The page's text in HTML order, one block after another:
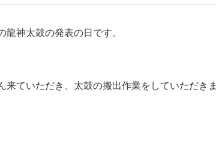
神太鼓の発表の日です。
ていただき、太鼓の搬出作業をしていただきま